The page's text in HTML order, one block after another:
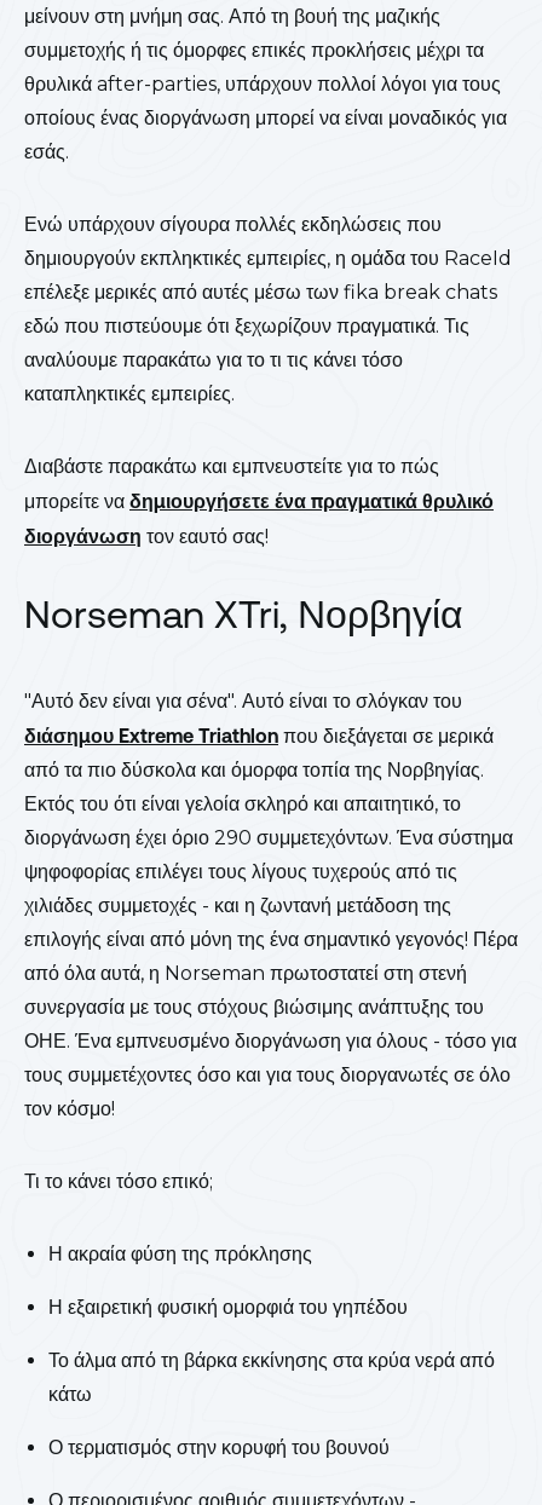
μείνουν στη μνήμη σας. Από τη βουή της μαζικής
συμμετοχής ή τις όμορφες επικές προκλήσεις μέχρι τα
θρυλικά after-parties, υπάρχουν πολλοί λόγοι για τους
οποίους ένας διοργάνωση μπορεί να είναι μοναδικός για
εσάς.
Ενώ υπάρχουν σίγουρα πολλές εκδηλώσεις που
δημιουργούν εκπληκτικές εμπειρίες, η ομάδα του RaceId
επέλεξε μερικές από αυτές μέσω των fika break chats
εδώ που πιστεύουμε ότι ξεχωρίζουν πραγματικά. Τις
αναλύουμε παρακάτω για το τι τις κάνει τόσο
καταπληκτικές εμπειρίες.
Διαβάστε παρακάτω και εμπνευστείτε για το πώς
μπορείτε να δημιουργήσετε ένα πραγματικά θρυλικό
διοργάνωση τον εαυτό σας!
Norseman XTri, Νορβηγία
"Αυτό δεν είναι για σένα". Αυτό είναι το σλόγκαν του
διάσημου Extreme Triathlon που διεξάγεται σε μερικά
από τα πιο δύσκολα και όμορφα τοπία της Νορβηγίας.
Εκτός του ότι είναι γελοία σκληρό και απαιτητικό, το
διοργάνωση έχει όριο 290 συμμετεχόντων. Ένα σύστημα
ψηφοφορίας επιλέγει τους λίγους τυχερούς από τις
χιλιάδες συμμετοχές - και η ζωντανή μετάδοση της
επιλογής είναι από μόνη της ένα σημαντικό γεγονός! Πέρα
από όλα αυτά, η Norseman πρωτοστατεί στη στενή
συνεργασία με τους στόχους βιώσιμης ανάπτυξης του
ΟΗΕ. Ένα εμπνευσμένο διοργάνωση για όλους - τόσο για
τους συμμετέχοντες όσο και για τους διοργανωτές σε όλο
τον κόσμο!
Τι το κάνει τόσο επικό;
Η ακραία φύση της πρόκλησης
Η εξαιρετική φυσική ομορφιά του γηπέδου
Το άλμα από τη βάρκα εκκίνησης στα κρύα νερά από
κάτω
Ο τερματισμός στην κορυφή του βουνού